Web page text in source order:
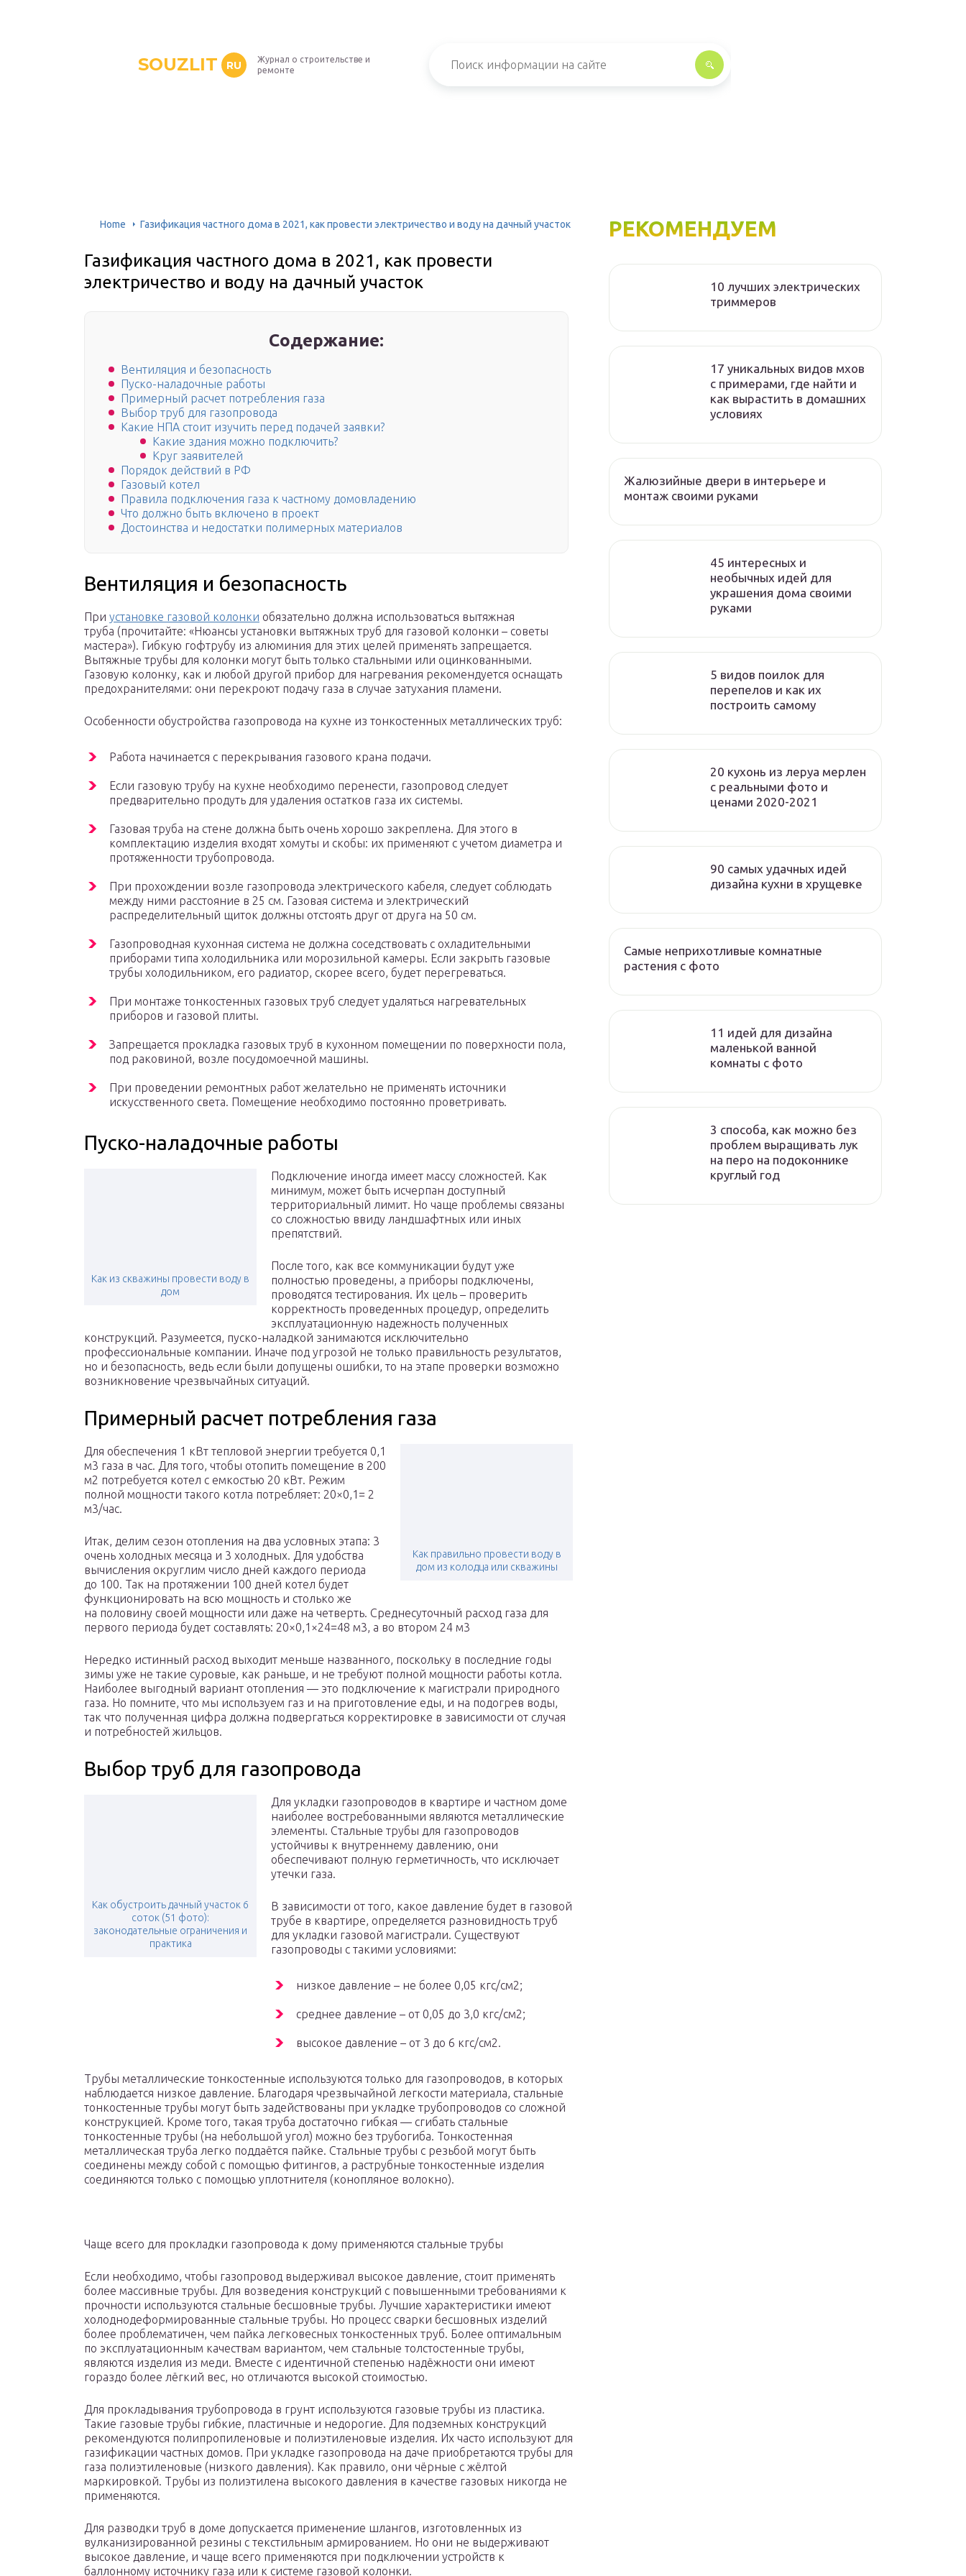
SOUZLIT RU
Журнал о строительстве и
ремонте
Home Газификация частного дома в 2021, как провести электричество и воду на дачный участок
Газификация частного дома в 2021, как провести
электричество и воду на дачный участок
Содержание:
Вентиляция и безопасность
Пуско-наладочные работы
Примерный расчет потребления газа
Выбор труб для газопровода
Какие НПА стоит изучить перед подачей заявки?
Какие здания можно подключить?
Круг заявителей
Порядок действий в РФ
Газовый котел
Правила подключения газа к частному домовладению
Что должно быть включено в проект
Достоинства и недостатки полимерных материалов
Вентиляция и безопасность
При установке газовой колонки обязательно должна использоваться вытяжная
труба (прочитайте: «Нюансы установки вытяжных труб для газовой колонки – советы
мастера»). Гибкую гофтрубу из алюминия для этих целей применять запрещается.
Вытяжные трубы для колонки могут быть только стальными или оцинкованными.
Газовую колонку, как и любой другой прибор для нагревания рекомендуется оснащать
предохранителями: они перекроют подачу газа в случае затухания пламени.
Особенности обустройства газопровода на кухне из тонкостенных металлических труб:
Работа начинается с перекрывания газового крана подачи.
Если газовую трубу на кухне необходимо перенести, газопровод следует
предварительно продуть для удаления остатков газа их системы.
Газовая труба на стене должна быть очень хорошо закреплена. Для этого в
комплектацию изделия входят хомуты и скобы: их применяют с учетом диаметра и
протяженности трубопровода.
При прохождении возле газопровода электрического кабеля, следует соблюдать
между ними расстояние в 25 см. Газовая система и электрический
распределительный щиток должны отстоять друг от друга на 50 см.
Газопроводная кухонная система не должна соседствовать с охладительными
приборами типа холодильника или морозильной камеры. Если закрыть газовые
трубы холодильником, его радиатор, скорее всего, будет перегреваться.
При монтаже тонкостенных газовых труб следует удаляться нагревательных
приборов и газовой плиты.
Запрещается прокладка газовых труб в кухонном помещении по поверхности пола,
под раковиной, возле посудомоечной машины.
При проведении ремонтных работ желательно не применять источники
искусственного света. Помещение необходимо постоянно проветривать.
Пуско-наладочные работы
Как из скважины провести воду в
дом
Подключение иногда имеет массу сложностей. Как
минимум, может быть исчерпан доступный
территориальный лимит. Но чаще проблемы связаны
со сложностью ввиду ландшафтных или иных
препятствий.
После того, как все коммуникации будут уже
полностью проведены, а приборы подключены,
проводятся тестирования. Их цель – проверить
корректность проведенных процедур, определить
эксплуатационную надежность полученных
конструкций. Разумеется, пуско-наладкой занимаются исключительно
профессиональные компании. Иначе под угрозой не только правильность результатов,
но и безопасность, ведь если были допущены ошибки, то на этапе проверки возможно
возникновение чрезвычайных ситуаций.
Примерный расчет потребления газа
Как правильно провести воду в
дом из колодца или скважины
Для обеспечения 1 кВт тепловой энергии требуется 0,1
м3 газа в час. Для того, чтобы отопить помещение в 200
м2 потребуется котел с емкостью 20 кВт. Режим
полной мощности такого котла потребляет: 20×0,1= 2
м3/час.
Итак, делим сезон отопления на два условных этапа: 3
очень холодных месяца и 3 холодных. Для удобства
вычисления округлим число дней каждого периода
до 100. Так на протяжении 100 дней котел будет
функционировать на всю мощность и столько же
на половину своей мощности или даже на четверть. Среднесуточный расход газа для
первого периода будет составлять: 20×0,1×24=48 м3, а во втором 24 м3
Нередко истинный расход выходит меньше названного, поскольку в последние годы
зимы уже не такие суровые, как раньше, и не требуют полной мощности работы котла.
Наиболее выгодный вариант отопления — это подключение к магистрали природного
газа. Но помните, что мы используем газ и на приготовление еды, и на подогрев воды,
так что полученная цифра должна подвергаться корректировке в зависимости от случая
и потребностей жильцов.
Выбор труб для газопровода
Как обустроить дачный участок 6
соток (51 фото):
законодательные ограничения и
практика
Для укладки газопроводов в квартире и частном доме
наиболее востребованными являются металлические
элементы. Стальные трубы для газопроводов
устойчивы к внутреннему давлению, они
обеспечивают полную герметичность, что исключает
утечки газа.
В зависимости от того, какое давление будет в газовой
трубе в квартире, определяется разновидность труб
для укладки газовой магистрали. Существуют
газопроводы с такими условиями:
низкое давление – не более 0,05 кгс/см2;
среднее давление – от 0,05 до 3,0 кгс/см2;
высокое давление – от 3 до 6 кгс/см2.
Трубы металлические тонкостенные используются только для газопроводов, в которых
наблюдается низкое давление. Благодаря чрезвычайной легкости материала, стальные
тонкостенные трубы могут быть задействованы при укладке трубопроводов со сложной
конструкцией. Кроме того, такая труба достаточно гибкая — сгибать стальные
тонкостенные трубы (на небольшой угол) можно без трубогиба. Тонкостенная
металлическая труба легко поддаётся пайке. Стальные трубы с резьбой могут быть
соединены между собой с помощью фитингов, а раструбные тонкостенные изделия
соединяются только с помощью уплотнителя (конопляное волокно).
Чаще всего для прокладки газопровода к дому применяются стальные трубы
Если необходимо, чтобы газопровод выдерживал высокое давление, стоит применять
более массивные трубы. Для возведения конструкций с повышенными требованиями к
прочности используются стальные бесшовные трубы. Лучшие характеристики имеют
холоднодеформированные стальные трубы. Но процесс сварки бесшовных изделий
более проблематичен, чем пайка легковесных тонкостенных труб. Более оптимальным
по эксплуатационным качествам вариантом, чем стальные толстостенные трубы,
являются изделия из меди. Вместе с идентичной степенью надёжности они имеют
гораздо более лёгкий вес, но отличаются высокой стоимостью.
Для прокладывания трубопровода в грунт используются газовые трубы из пластика.
Такие газовые трубы гибкие, пластичные и недорогие. Для подземных конструкций
рекомендуются полипропиленовые и полиэтиленовые изделия. Их часто используют для
газификации частных домов. При укладке газопровода на даче приобретаются трубы для
газа полиэтиленовые (низкого давления). Как правило, они чёрные с жёлтой
маркировкой. Трубы из полиэтилена высокого давления в качестве газовых никогда не
применяются.
Для разводки труб в доме допускается применение шлангов, изготовленных из
вулканизированной резины с текстильным армированием. Но они не выдерживают
высокое давление, и чаще всего применяются при подключении устройств к
баллонному источнику газа или к системе газовой колонки.
РЕКОМЕНДУЕМ
10 лучших электрических
триммеров
17 уникальных видов мхов
c примерами, где найти и
как вырастить в домашних
условиях
Жалюзийные двери в интерьере и
монтаж своими руками
45 интересных и
необычных идей для
украшения дома своими
руками
5 видов поилок для
перепелов и как их
построить самому
20 кухонь из леруа мерлен
с реальными фото и
ценами 2020-2021
90 самых удачных идей
дизайна кухни в хрущевке
Самые неприхотливые комнатные
растения с фото
11 идей для дизайна
маленькой ванной
комнаты с фото
3 способа, как можно без
проблем выращивать лук
на перо на подоконнике
круглый год